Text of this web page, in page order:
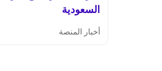
السعودية
أخبار المنصة